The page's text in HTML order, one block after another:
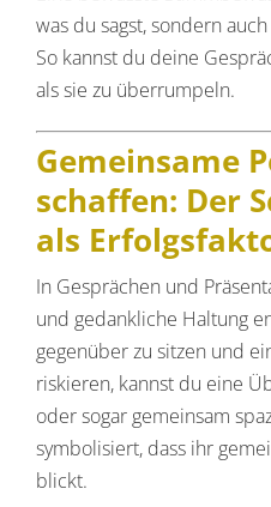
was du sagst, sondern
So kannst du deine
als sie zu überrumpeln.
Gemeinsame
schaffen: Der
als
In Gesprächen und
und gedankliche Haltung
gegenüber zu sitzen und
riskieren, kannst du eine
oder sogar gemeinsam
symbolisiert, dass ihr
blickt.